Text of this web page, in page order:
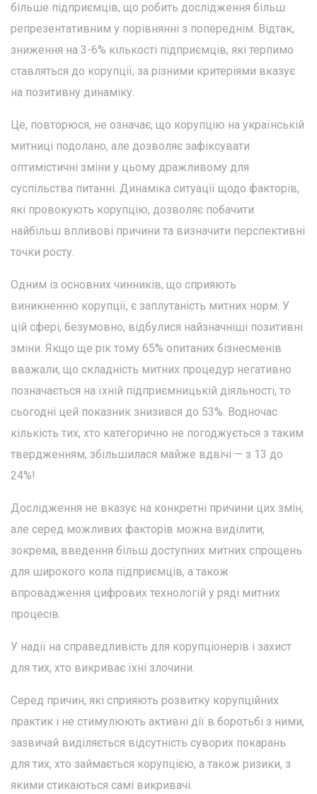
більше підприємців, що робить дослідження більш
репрезентативним у порівнянні з попереднім. Відтак,
зниження на 3-6% кількості підприємців, які терпимо
ставляться до корупції, за різними критеріями вказує
на позитивну динаміку.
Це, повторюся, не означає, що корупцію на українській
митниці подолано, але дозволяє зафіксувати
оптимістичні зміни у цьому дражливому для
суспільства питанні. Динаміка ситуації щодо факторів,
які провокують корупцію, дозволяє побачити
найбільш впливові причини та визначити перспективні
точки росту.
Одним із основних чинників, що сприяють
виникненню корупції, є заплутаність митних норм. У
цій сфері, безумовно, відбулися найзначніші позитивні
зміни. Якщо ще рік тому 65% опитаних бізнесменів
вважали, що складність митних процедур негативно
позначається на їхній підприємницькій діяльності, то
сьогодні цей показник знизився до 53%. Водночас
кількість тих, хто категорично не погоджується з таким
твердженням, збільшилася майже вдвічі — з 13 до
24%!
Дослідження не вказує на конкретні причини цих змін,
але серед можливих факторів можна виділити,
зокрема, введення більш доступних митних спрощень
для широкого кола підприємців, а також
впровадження цифрових технологій у ряді митних
процесів.
У надії на справедливість для корупціонерів і захист
для тих, хто викриває їхні злочини.
Серед причин, які сприяють розвитку корупційних
практик і не стимулюють активні дії в боротьбі з ними,
зазвичай виділяється відсутність суворих покарань
для тих, хто займається корупцією, а також ризики, з
якими стикаються самі викривачі.